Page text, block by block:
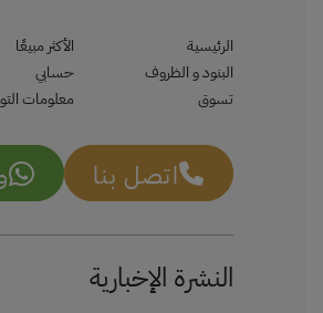
الرئيسية الأكثر مبيعًا
البنود و الظروف
حسابي
تسوق
معلومات
اتصل بنا
النشرة الإخبارية